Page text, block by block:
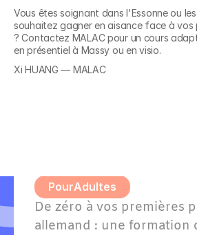
Vous êtes soignant dans l'Essonne ou
souhaitez gagner en aisance face à
? Contactez MALAC pour un cours
en présentiel à Massy ou en visio.
Xi HUANG — MALAC
Découvrez nos
formations en
PourAdultes
De zéro à vos premières
allemand : une formation